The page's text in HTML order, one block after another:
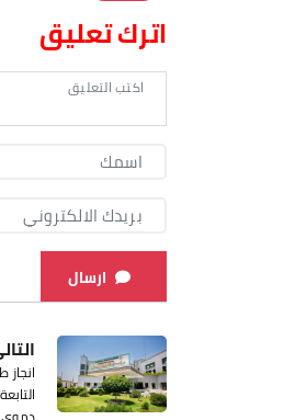
اترك تعليق
ارسال